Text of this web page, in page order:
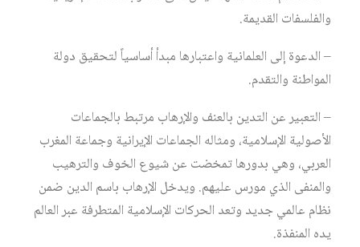
والفلسفات القديمة.
– الدعوة إلى العلمانية واعتبارها مبدأ أساسياً لتحقيق دولة
المواطنة والتقدم.
– التعبير عن التدين بالعنف والإرهاب مرتبط بالجماعات
الأصولية الإسلامية، ومثاله الجماعات الإيرانية وجماعة المغرب
العربي، وهي بدورها تمخضت عن شيوع الخوف والترهيب
والمنفى الذي مورس عليهم. ويدخل الإرهاب باسم الدين ضمن
نظام عالمي جديد وتعد الحركات الإسلامية المتطرفة عبر العالم
يده المنفذة.